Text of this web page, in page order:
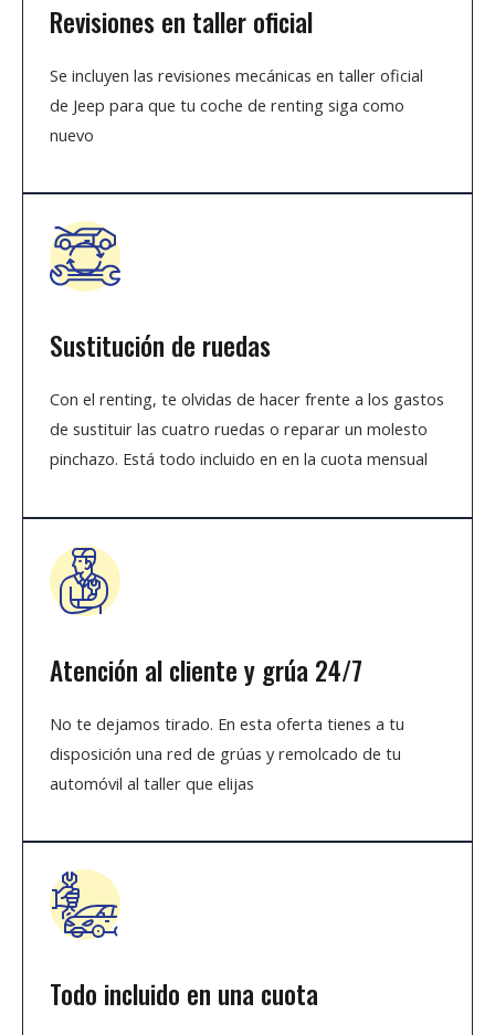
Revisiones en taller oficial
Se incluyen las revisiones mecánicas en taller oficial
de Jeep para que tu coche de renting siga como
nuevo
Sustitución de ruedas
Con el renting, te olvidas de hacer frente a los gastos
de sustituir las cuatro ruedas o reparar un molesto
pinchazo. Está todo incluido en en la cuota mensual
Atención al cliente y grúa 24/7
No te dejamos tirado. En esta oferta tienes a tu
disposición una red de grúas y remolcado de tu
automóvil al taller que elijas
Todo incluido en una cuota